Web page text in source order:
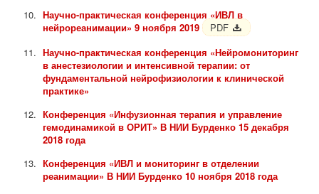
Научно-практическая конференция «ИВЛ в
нейрореанимации» 9 ноября 2019
PDF
Научно-практическая конференция «Нейромониторинг
в анестезиологии и интенсивной терапии: от
фундаментальной нейрофизиологии к клинической
практике»
Конференция «Инфузионная терапия и управление
гемодинамикой в ОРИТ» В НИИ Бурденко 15 декабря
2018 года
Конференция «ИВЛ и мониторинг в отделении
реанимации» В НИИ Бурденко 10 ноября 2018 года